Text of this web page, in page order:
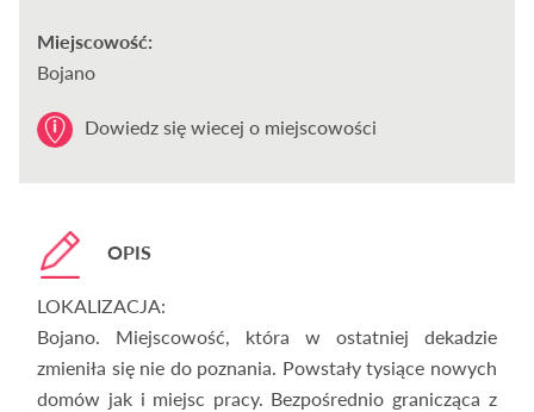
Miejscowość:
Bojano
Dowiedz się wiecej o miejscowości
OPIS
LOKALIZACJA:
Bojano. Miejscowość, która w ostatniej dekadzie
zmieniła się nie do poznania. Powstały tysiące nowych
domów jak i miejsc pracy. Bezpośrednio granicząca z